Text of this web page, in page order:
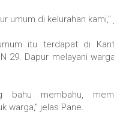
umum di kelurahan kami,"
itu terdapat di
29. Dapur melayani
bahu membahu,
warga," jelas Pane.